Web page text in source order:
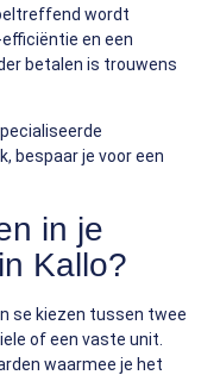
wordt
en een
betalen is trouwens
bespaar je voor een
in je
Kallo?
se kiezen tussen twee
of een vaste unit.
waarmee je het